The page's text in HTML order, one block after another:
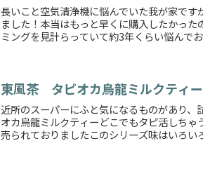
長いこと空気清浄機に悩んでいた我が家で
ました！本当はもっと早くに購入したかっ
ミングを見計らっていて約3年くらい悩んで
東風茶 タピオカ烏龍ミルクティ
近所のスーパーにふと気になるものがあり
オカ烏龍ミルクティーどこでもタピ活しち
売られておりましたこのシリーズ味はいろい